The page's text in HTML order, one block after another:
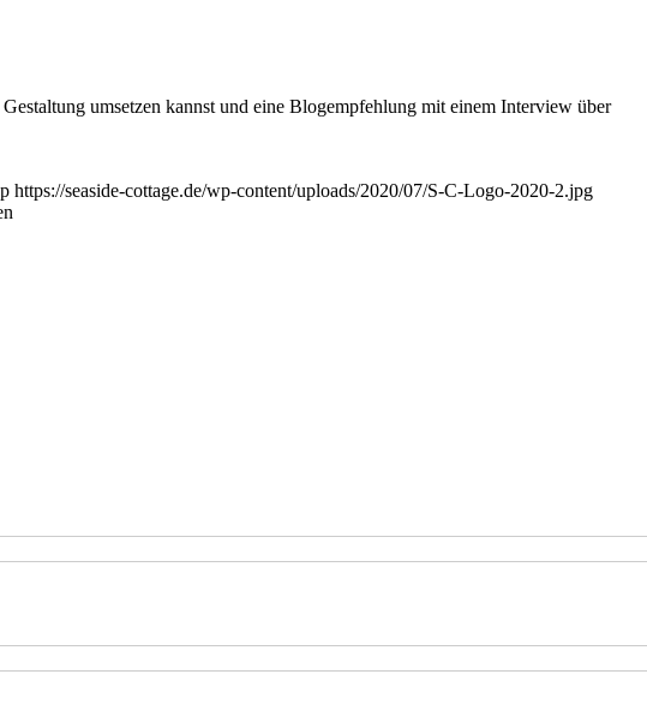
umsetzen kannst und eine Blogempfehlung mit einem Interview über
https://seaside-cottage.de/wp-content/uploads/2020/07/S-C-Logo-2020-2.jpg